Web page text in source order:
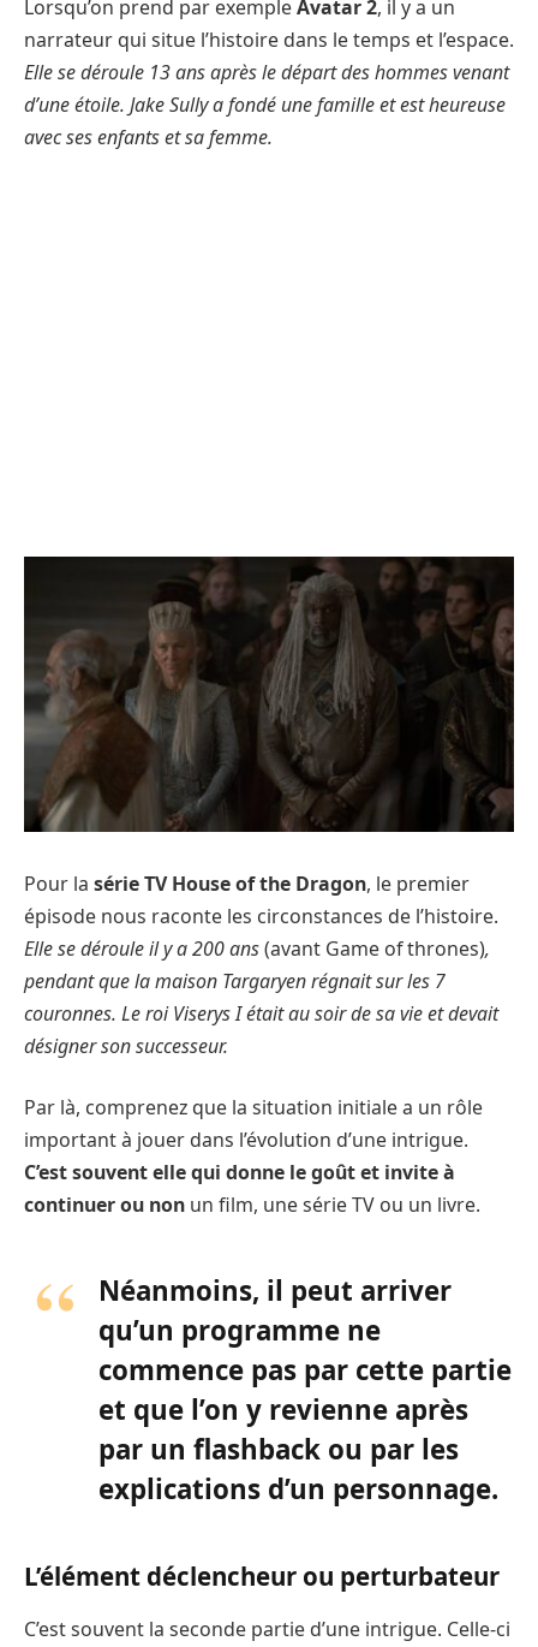
Lorsqu’on prend par exempleAvatar 2, il y a un
narrateur qui situe l’histoire dans le temps et l’espace.
Elle se déroule 13 ans après le départ des hommes venant
d’une étoile. Jake Sully a fondé une famille et est heureuse
avec ses enfants et sa femme.
Pour la série TV House of the Dragon, le premier
épisode nous raconte les circonstances de l’histoire.
Elle se déroule il y a 200 ans(avant Game of thrones),
pendant que la maison Targaryen régnait sur les 7
couronnes. Le roi Viserys I était au soir de sa vie et devait
désigner son successeur.
Par là, comprenez que la situation initiale a un rôle
important à jouer dans l’évolution d’une intrigue.
C’est souvent elle qui donne le goût et invite à
continuer ou non un film, une série TV ou un livre.
Néanmoins, il peut arriver
qu’un programme ne
commence pas par cette partie
et que l’on y revienne après
par un flashback ou par les
explications d’un personnage.
L’élément déclencheur ou perturbateur
C’est souvent la seconde partie d’une intrigue. Celle-ci